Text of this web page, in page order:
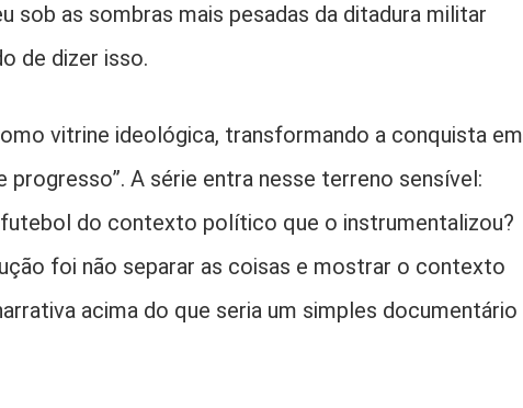
sob as sombras mais pesadas da ditadura militar
de dizer isso.
vitrine ideológica, transformando a conquista em
progresso”. A série entra nesse terreno sensível:
do contexto político que o instrumentalizou?
foi não separar as coisas e mostrar o contexto
acima do que seria um simples documentário